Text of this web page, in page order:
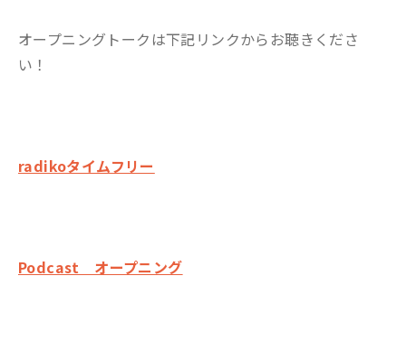
オープニングトークは下記リンクからお聴きくださ
い！
radikoタイムフリー
Podcast オープニング